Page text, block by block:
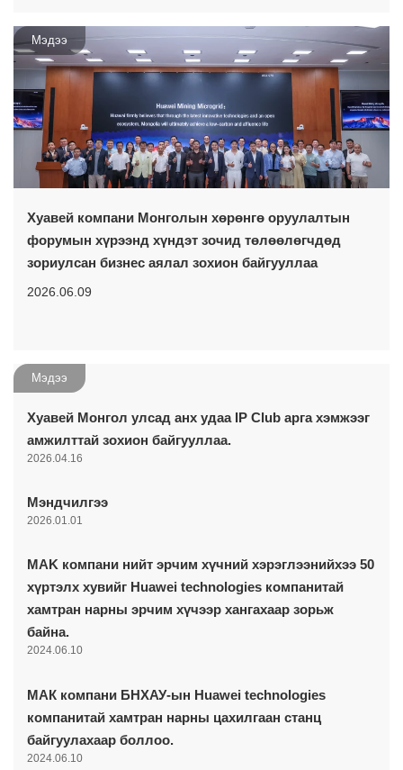
Мэдээ
Хуавей компани Монголын хөрөнгө оруулалтын
форумын хүрээнд хүндэт зочид төлөөлөгчдөд
зориулсан бизнес аялал зохион байгууллаа
2026.06.09
Мэдээ
Хуавей Монгол улсад анх удаа IP Club арга хэмжээг
амжилттай зохион байгууллаа.
2026.04.16
Мэндчилгээ
2026.01.01
MAK компани нийт эрчим хүчний хэрэглээнийхээ 50
хүртэлх хувийг Huawei technologies компанитай
хамтран нарны эрчим хүчээр хангахаар зорьж
байна.
2024.06.10
МАК компани БНХАУ-ын Huawei technologies
компанитай хамтран нарны цахилгаан станц
байгуулахаар боллоо.
2024.06.10